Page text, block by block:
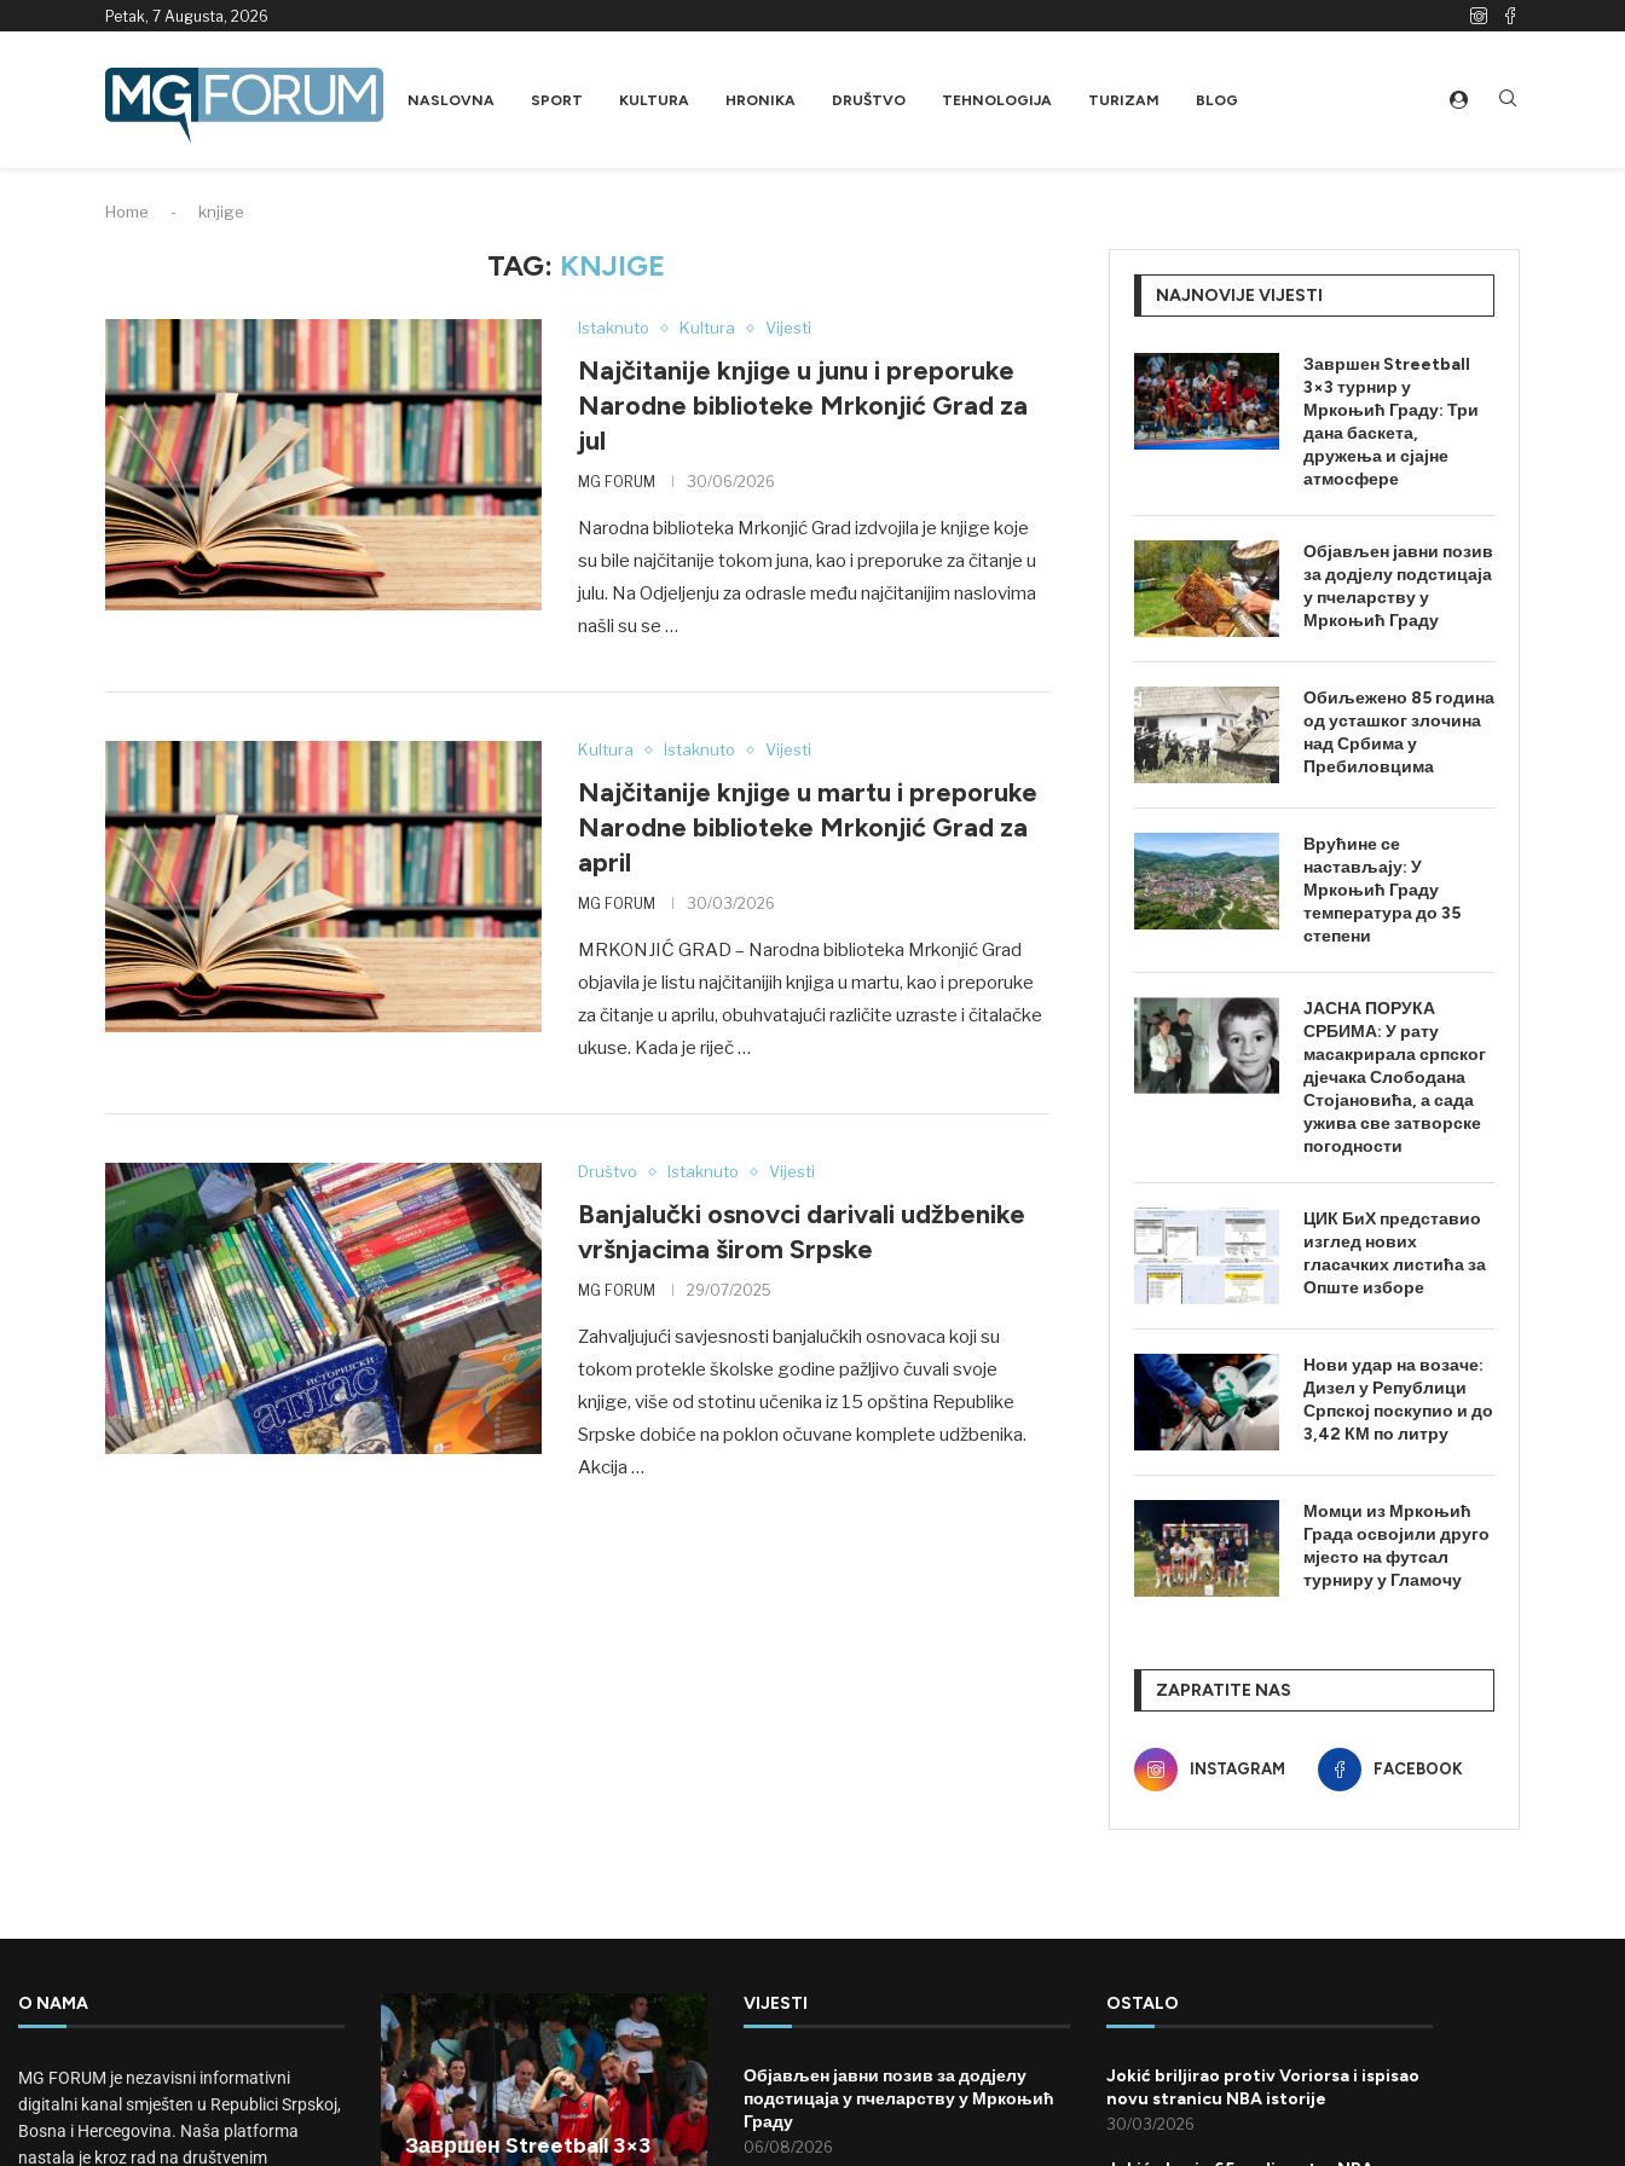
Petak, 7 Augusta, 2026
NASLOVNA SPORT KULTURA HRONIKA DRUŠTVO TEHNOLOGIJA TURIZAM BLOG
Home - knjige
TAG: KNJIGE
Istaknuto Kultura Vijesti
Najčitanije knjige u junu i preporuke
Narodne biblioteke Mrkonjić Grad za
jul
MG FORUM 30/06/2026
Narodna biblioteka Mrkonjić Grad izdvojila je knjige koje
su bile najčitanije tokom juna, kao i preporuke za čitanje u
julu. Na Odjeljenju za odrasle među najčitanijim naslovima
našli su se …
Kultura Istaknuto Vijesti
Najčitanije knjige u martu i preporuke
Narodne biblioteke Mrkonjić Grad za
april
MG FORUM 30/03/2026
MRKONJIĆ GRAD – Narodna biblioteka Mrkonjić Grad
objavila je listu najčitanijih knjiga u martu, kao i preporuke
za čitanje u aprilu, obuhvatajući različite uzraste i čitalačke
ukuse. Kada je riječ …
Društvo Istaknuto Vijesti
Banjalučki osnovci darivali udžbenike
vršnjacima širom Srpske
MG FORUM 29/07/2025
Zahvaljujući savjesnosti banjalučkih osnovaca koji su
tokom protekle školske godine pažljivo čuvali svoje
knjige, više od stotinu učenika iz 15 opština Republike
Srpske dobiće na poklon očuvane komplete udžbenika.
Akcija …
NAJNOVIJE VIJESTI
Завршен Streetball
3×3 турнир у
Мркоњић Граду: Три
дана баскета,
дружења и сјајне
атмосфере
Објављен јавни позив
за додјелу подстицаја
у пчеларству у
Мркоњић Граду
Обиљежено 85 година
од усташког злочина
над Србима у
Пребиловцима
Врућине се
настављају: У
Мркоњић Граду
температура до 35
степени
ЈАСНА ПОРУКА
СРБИМА: У рату
масакрирала српског
дјечака Слободана
Стојановића, а сада
ужива све затворске
погодности
ЦИК БиХ представио
изглед нових
гласачких листића за
Опште изборе
Нови удар на возаче:
Дизел у Републици
Српској поскупио и до
3,42 КМ по литру
Момци из Мркоњић
Града освојили друго
мјесто на футсал
турниру у Гламочу
ZAPRATITE NAS
INSTAGRAM FACEBOOK
O NAMA
MG FORUM je nezavisni informativni
digitalni kanal smješten u Republici Srpskoj,
Bosna i Hercegovina. Naša platforma
nastala je kroz rad na društvenim
Завршен Streetball 3×3
VIJESTI
Објављен јавни позив за додјелу
подстицаја у пчеларству у Мркоњић
Граду
06/08/2026
OSTALO
Jokić briljirao protiv Voriorsa i ispisao
novu stranicu NBA istorije
30/03/2026